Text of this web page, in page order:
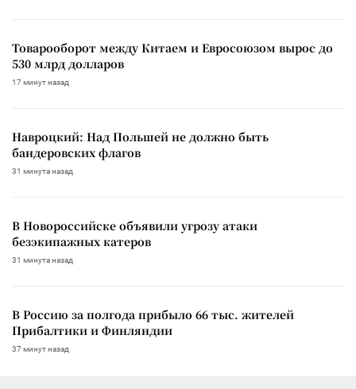
Товарооборот между Китаем и Евросоюзом вырос до
530 млрд долларов
17 минут назад
Навроцкий: Над Польшей не должно быть
бандеровских флагов
31 минута назад
В Новороссийске объявили угрозу атаки
безэкипажных катеров
31 минута назад
В Россию за полгода прибыло 66 тыс. жителей
Прибалтики и Финляндии
37 минут назад